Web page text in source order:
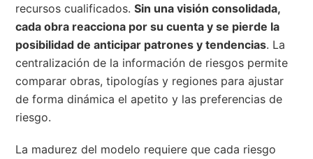
recursos cualificados.Sin una visión consolidada,
cada obra reacciona por su cuenta y se pierde la
posibilidad de anticipar patrones y tendencias. La
centralización de la información de riesgos permite
comparar obras, tipologías y regiones para ajustar
de forma dinámica el apetito y las preferencias de
riesgo.
La madurez del modelo requiere que cada riesgo